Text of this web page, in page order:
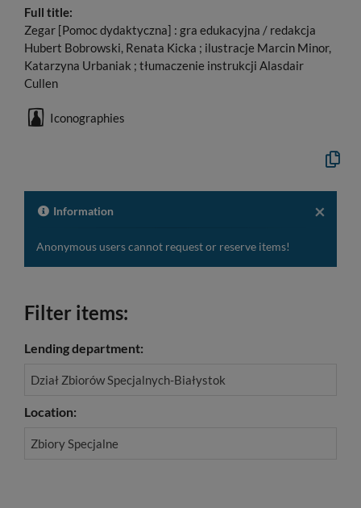
Full title:
Zegar [Pomoc dydaktyczna] : gra edukacyjna / redakcja
Hubert Bobrowski, Renata Kicka ; ilustracje Marcin Minor,
Katarzyna Urbaniak ; tłumaczenie instrukcji Alasdair
Cullen
Iconographies
Copy
×
Information
Anonymous users cannot request or reserve items!
Filter items:
Lending department:
Dział Zbiorów Specjalnych-Białystok
Location:
Zbiory Specjalne